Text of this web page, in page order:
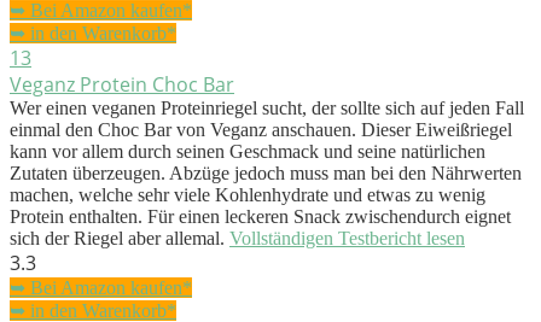
➥ Bei Amazon kaufen*
➥ in den Warenkorb*
13
Veganz Protein Choc Bar
Wer einen veganen Proteinriegel sucht, der sollte sich auf jeden Fall
einmal den Choc Bar von Veganz anschauen. Dieser Eiweißriegel
kann vor allem durch seinen Geschmack und seine natürlichen
Zutaten überzeugen. Abzüge jedoch muss man bei den Nährwerten
machen, welche sehr viele Kohlenhydrate und etwas zu wenig
Protein enthalten. Für einen leckeren Snack zwischendurch eignet
sich der Riegel aber allemal. Vollständigen Testbericht lesen
3.3
➥ Bei Amazon kaufen*
➥ in den Warenkorb*